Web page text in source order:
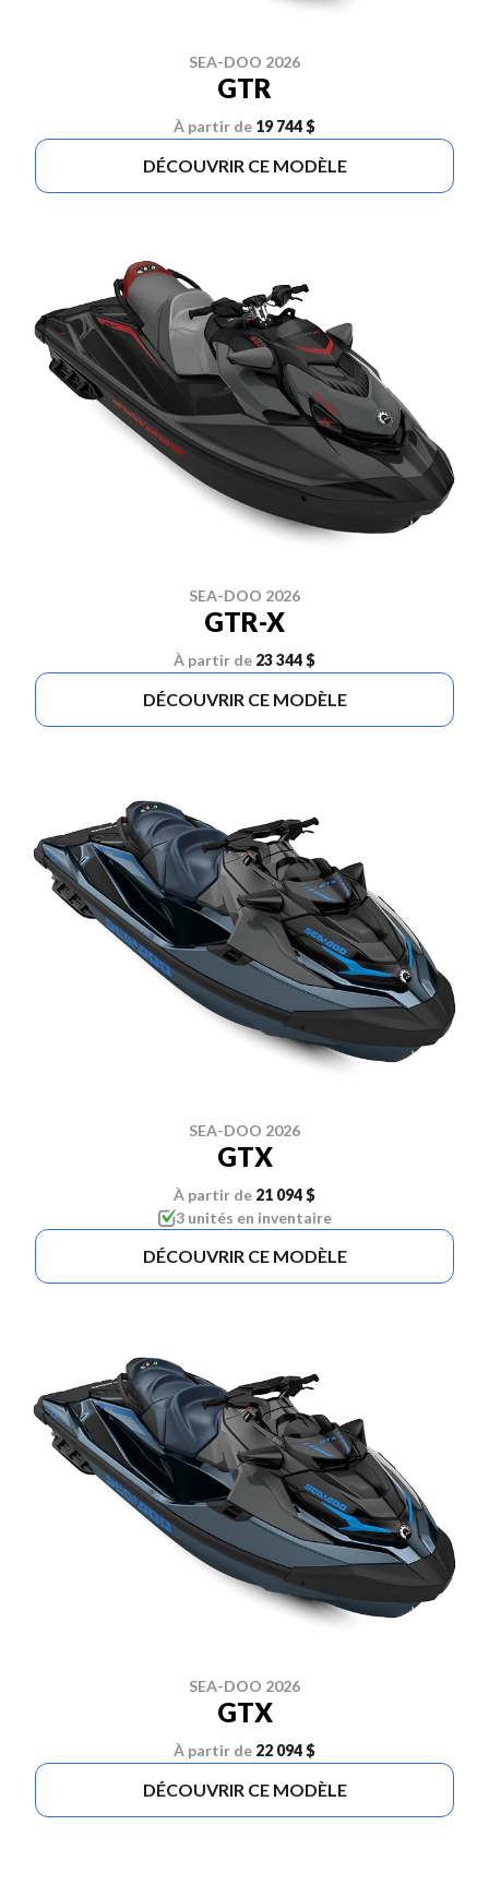
SEA-DOO 2026
GTR
À partir de 19 744 $
DÉCOUVRIR CE MODÈLE
SEA-DOO 2026
GTR-X
À partir de 23 344 $
DÉCOUVRIR CE MODÈLE
SEA-DOO 2026
GTX
À partir de 21 094 $
3 unités en inventaire
DÉCOUVRIR CE MODÈLE
SEA-DOO 2026
GTX
À partir de 22 094 $
DÉCOUVRIR CE MODÈLE